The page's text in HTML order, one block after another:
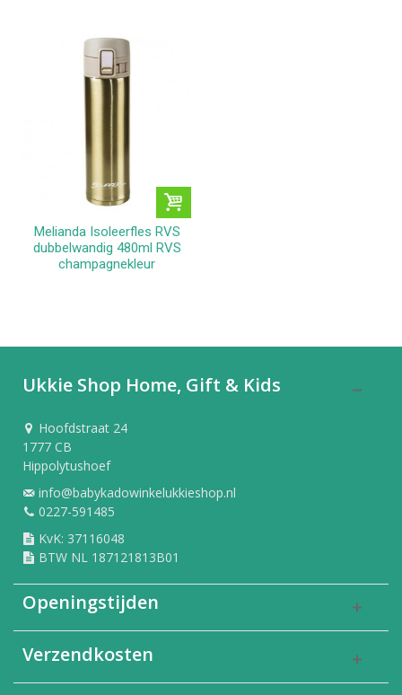
Melianda Isoleerfles RVS
dubbelwandig 480ml RVS
champagnekleur
Ukkie Shop Home, Gift & Kids
Hoofdstraat 24
1777 CB
Hippolytushoef
info@babykadowinkelukkieshop.nl
0227-591485
KvK: 37116048
BTW NL 187121813B01
Openingstijden
Verzendkosten